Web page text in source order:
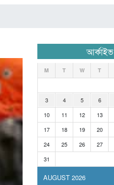
আর্কাইভ
AUGUST 2026
M T W T
3
4 5 6
10
11 12 13
17
18 19 20
24
25 26 27
31